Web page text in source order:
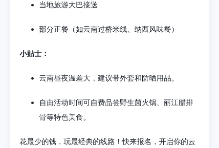
当地旅游大巴接送
部分正餐（如云南过桥米线、纳西风味餐）
小贴士：
云南昼夜温差大，建议带外套和防晒用品。
自由活动时间可自费品尝野生菌火锅、丽江腊排
骨等特色美食。
花最少的钱，玩最经典的线路！快来报名，开启你的云